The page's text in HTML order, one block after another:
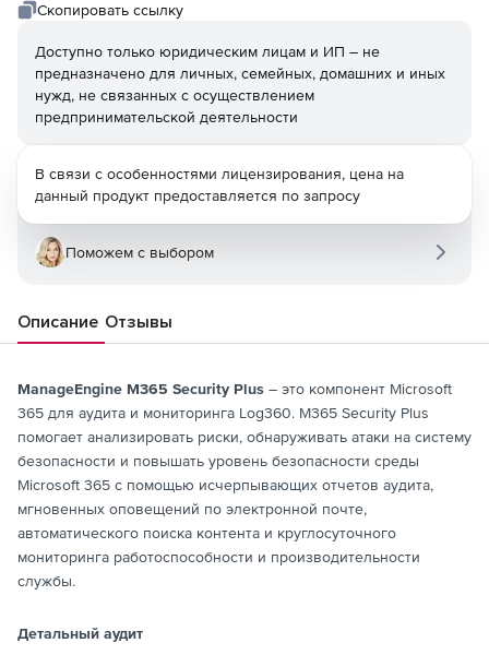
Скопировать ссылку
Доступно только юридическим лицам и ИП – не
предназначено для личных, семейных, домашних и иных
нужд, не связанных с осуществлением
предпринимательской деятельности
В связи с особенностями лицензирования, цена на
данный продукт предоставляется по запросу
Поможем с выбором
Описание Отзывы
ManageEngine M365 Security Plus – это компонент Microsoft
365 для аудита и мониторинга Log360. M365 Security Plus
помогает анализировать риски, обнаруживать атаки на систему
безопасности и повышать уровень безопасности среды
Microsoft 365 с помощью исчерпывающих отчетов аудита,
мгновенных оповещений по электронной почте,
автоматического поиска контента и круглосуточного
мониторинга работоспособности и производительности
службы.
Детальный аудит